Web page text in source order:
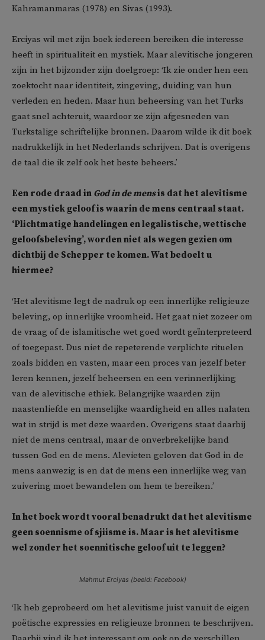
Kahramanmaras (1978) en Sivas (1993).
Erciyas wil met zijn boek iedereen bereiken die interesse
heeft in spiritualiteit en mystiek. Maar alevitische jongeren
zijn in het bijzonder zijn doelgroep: ‘Ik zie onder hen een
zoektocht naar identiteit, zingeving, duiding van hun
verleden en heden. Maar hun beheersing van het Turks
gaat snel achteruit, waardoor ze zijn afgesneden van
Turkstalige schriftelijke bronnen. Daarom wilde ik dit boek
nadrukkelijk in het Nederlands schrijven. Dat is overigens
de taal die ik zelf ook het beste beheers.’
Een rode draad in God in de mensis dat het alevitisme
een mystiek geloof is waarin de mens centraal staat.
‘Plichtmatige handelingen en legalistische, wettische
geloofsbeleving’, worden niet als wegen gezien om
dichtbij de Schepper te komen. Wat bedoelt u
hiermee?
‘Het alevitisme legt de nadruk op een innerlijke religieuze
beleving, op innerlijke vroomheid. Het gaat niet zozeer om
de vraag of de islamitische wet goed wordt geïnterpreteerd
of toegepast. Dus niet de repeterende verplichte rituelen
zoals bidden en vasten, maar een proces van jezelf beter
leren kennen, jezelf beheersen en een verinnerlijking
van de alevitische ethiek. Belangrijke waarden zijn
naastenliefde en menselijke waardigheid en alles nalaten
wat in strijd is met deze waarden. Overigens staat daarbij
niet de mens centraal, maar de onverbrekelijke band
tussen God en de mens. Alevieten geloven dat God in de
mens aanwezig is en dat de mens een innerlijke weg van
zuivering moet bewandelen om hem te bereiken.’
In het boek wordt vooral benadrukt dat het alevitisme
geen soennisme of sjiisme is. Maar is het alevitisme
wel zonder het soennitische geloof uit te leggen?
Mahmut Erciyas (beeld: Facebook)
‘Ik heb geprobeerd om het alevitisme juist vanuit de eigen
poëtische expressies en religieuze bronnen te beschrijven.